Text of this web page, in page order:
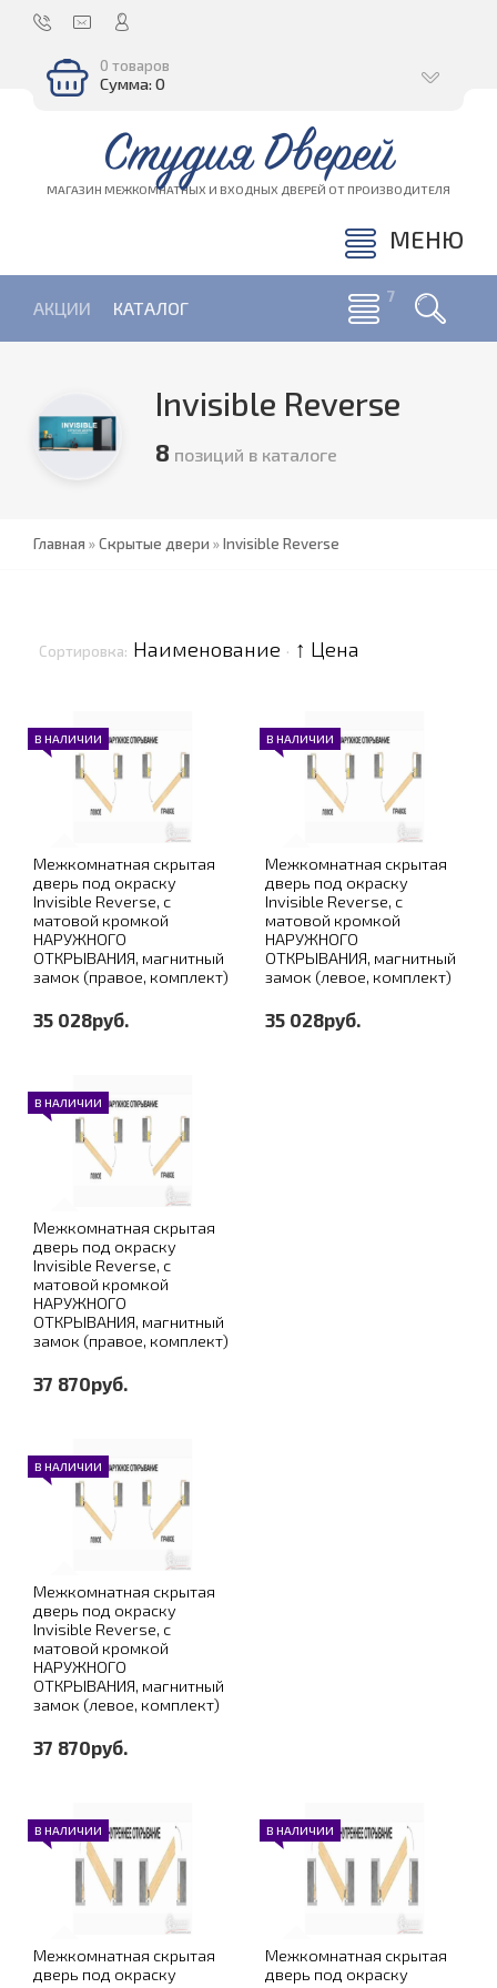
0 товаров
Сумма: 0
Студия Дверей
МАГАЗИН МЕЖКОМНАТНЫХ И ВХОДНЫХ ДВЕРЕЙ ОТ ПРОИЗВОДИТЕЛЯ
МЕНЮ
АКЦИИ КАТАЛОГ
Invisible Reverse
8 позиций в каталоге
Главная »Скрытые двери »Invisible Reverse
Сортировка: Наименование · ↑ Цена
В НАЛИЧИИ
Межкомнатная скрытая
дверь под окраску
Invisible Reverse, с
матовой кромкой
НАРУЖНОГО
ОТКРЫВАНИЯ, магнитный
замок (правое, комплект)
35 028руб.
В НАЛИЧИИ
Межкомнатная скрытая
дверь под окраску
Invisible Reverse, с
матовой кромкой
НАРУЖНОГО
ОТКРЫВАНИЯ, магнитный
замок (левое, комплект)
35 028руб.
В НАЛИЧИИ
Межкомнатная скрытая
дверь под окраску
Invisible Reverse, с
матовой кромкой
НАРУЖНОГО
ОТКРЫВАНИЯ, магнитный
замок (правое, комплект)
37 870руб.
В НАЛИЧИИ
Межкомнатная скрытая
дверь под окраску
Invisible Reverse, с
матовой кромкой
НАРУЖНОГО
ОТКРЫВАНИЯ, магнитный
замок (левое, комплект)
37 870руб.
В НАЛИЧИИ
Межкомнатная скрытая
дверь под окраску
В НАЛИЧИИ
Межкомнатная скрытая
дверь под окраску